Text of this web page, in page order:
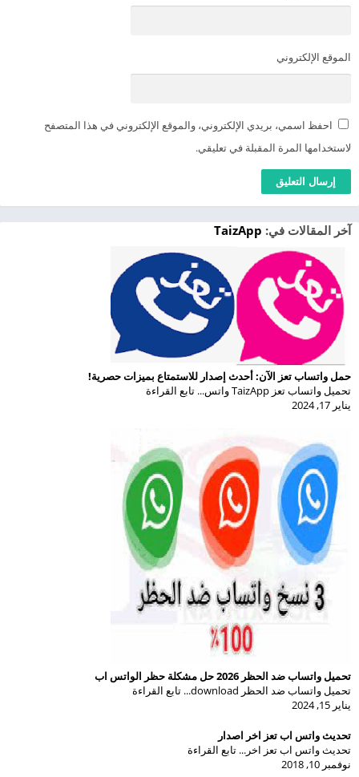
الموقع الإلكتروني
احفظ اسمي، بريدي الإلكتروني، والموقع الإلكتروني في هذا المتصفح
لاستخدامها المرة المقبلة في تعليقي.
آخر المقالات في: TaizApp
حمل واتساب تعز الآن: أحدث إصدار للاستمتاع بميزات حصرية!
تحميل واتساب تعز TaizApp واتس... تابع القراءة
يناير 17, 2024
تحميل واتساب ضد الحظر 2026 حل مشكلة حظر الواتس اب
تحميل واتساب ضد الحظر download... تابع القراءة
يناير 15, 2024
تحديث واتس اب تعز اخر اصدار
تحديث واتس اب تعز اخر... تابع القراءة
نوفمبر 10, 2018